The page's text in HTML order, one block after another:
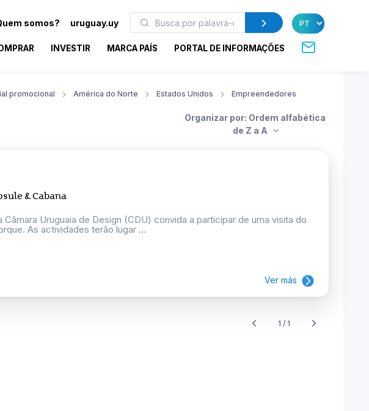
somos? uruguay.uy
INVESTIR MARCA PAÍS PORTAL DE INFORMAÇÕES
promocional América do Norte Estados Unidos Empreendedores
Organizar por: Ordem alfabética
de Z a A
& Cabana
Câmara Uruguaia de Design (CDU) convida a participar de uma visita do
As actividades terão lugar ...
Ver más
1 / 1